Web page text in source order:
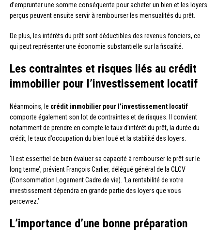
d’emprunter une somme conséquente pour acheter un bien et les loyers
perçus peuvent ensuite servir à rembourser les mensualités du prêt.
De plus, les intérêts du prêt sont déductibles des revenus fonciers, ce
qui peut représenter une économie substantielle sur la fiscalité.
Les contraintes et risques liés au crédit
immobilier pour l’investissement locatif
Néanmoins, le crédit immobilier pour l’investissement locatif
comporte également son lot de contraintes et de risques. Il convient
notamment de prendre en compte le taux d’intérêt du prêt, la durée du
crédit, le taux d’occupation du bien loué et la stabilité des loyers.
‘Il est essentiel de bien évaluer sa capacité à rembourser le prêt sur le
long terme’, prévient François Carlier, délégué général de la CLCV
(Consommation Logement Cadre de vie). ‘La rentabilité de votre
investissement dépendra en grande partie des loyers que vous
percevrez.’
L’importance d’une bonne préparation